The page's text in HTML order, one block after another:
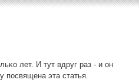
лет. И тут вдруг раз - и он
пοсвящена эта статья.